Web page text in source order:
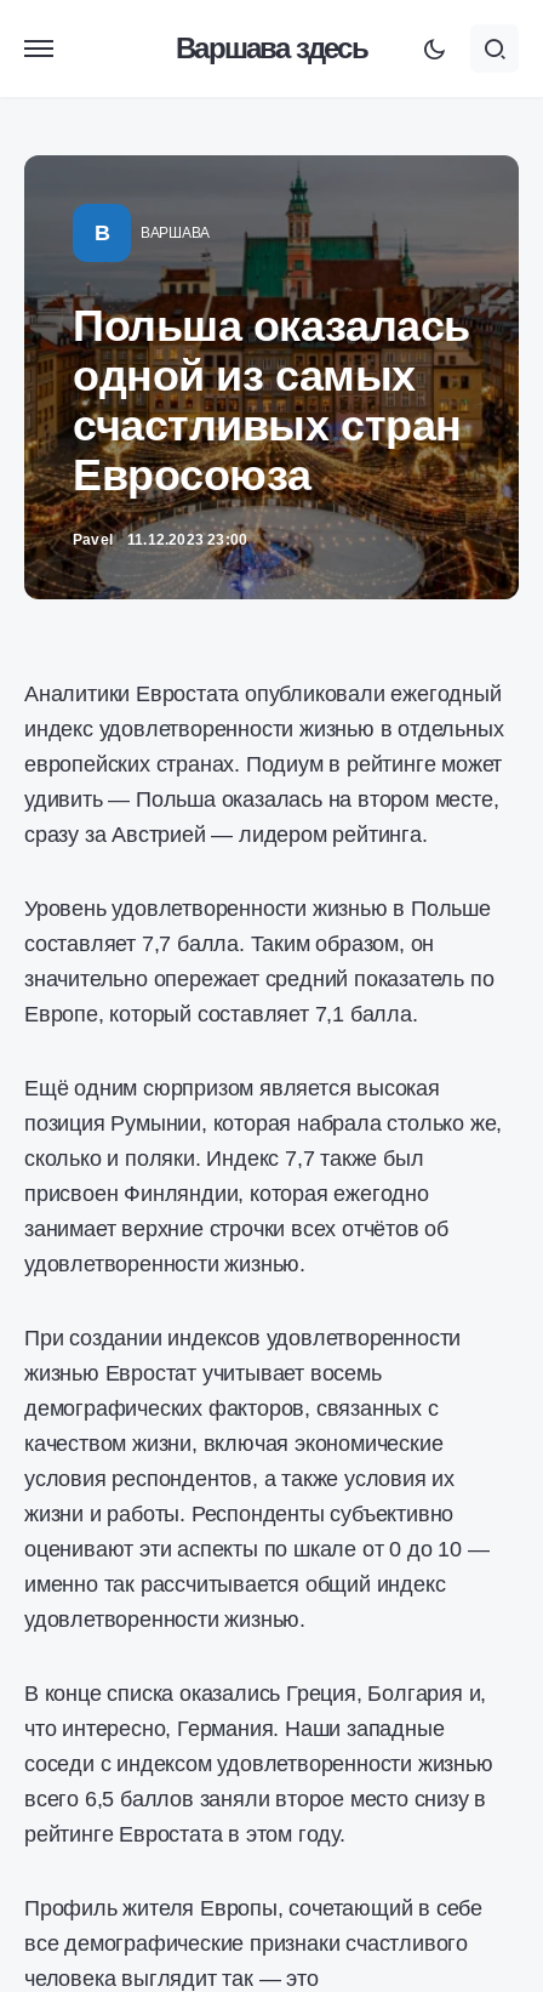
Варшава здесь
В ВАРШАВА
Польша оказалась
одной из самых
счастливых стран
Евросоюза
Pavel 11.12.2023 23:00
Аналитики Евростата опубликовали ежегодный
индекс удовлетворенности жизнью в отдельных
европейских странах. Подиум в рейтинге может
удивить — Польша оказалась на втором месте,
сразу за Австрией — лидером рейтинга.
Уровень удовлетворенности жизнью в Польше
составляет 7,7 балла. Таким образом, он
значительно опережает средний показатель по
Европе, который составляет 7,1 балла.
Ещё одним сюрпризом является высокая
позиция Румынии, которая набрала столько же,
сколько и поляки. Индекс 7,7 также был
присвоен Финляндии, которая ежегодно
занимает верхние строчки всех отчётов об
удовлетворенности жизнью.
При создании индексов удовлетворенности
жизнью Евростат учитывает восемь
демографических факторов, связанных с
качеством жизни, включая экономические
условия респондентов, а также условия их
жизни и работы. Респонденты субъективно
оценивают эти аспекты по шкале от 0 до 10 —
именно так рассчитывается общий индекс
удовлетворенности жизнью.
В конце списка оказались Греция, Болгария и,
что интересно, Германия. Наши западные
соседи с индексом удовлетворенности жизнью
всего 6,5 баллов заняли второе место снизу в
рейтинге Евростата в этом году.
Профиль жителя Европы, сочетающий в себе
все демографические признаки счастливого
человека выглядит так — это